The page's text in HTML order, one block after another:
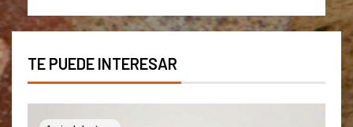
TE PUEDE INTERESAR